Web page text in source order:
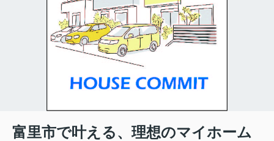
富里市で叶える、理想のマイホーム